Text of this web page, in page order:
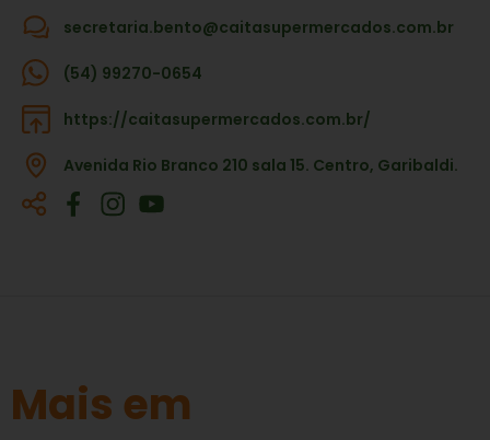
secretaria.bento@caitasupermercados.com.br
(54) 99270-0654
https://caitasupermercados.com.br/
Avenida Rio Branco 210 sala 15. Centro, Garibaldi.
Mais em